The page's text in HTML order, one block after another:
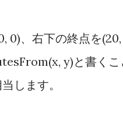
0)、右下の終点を(20,
y)と書くこ
します。